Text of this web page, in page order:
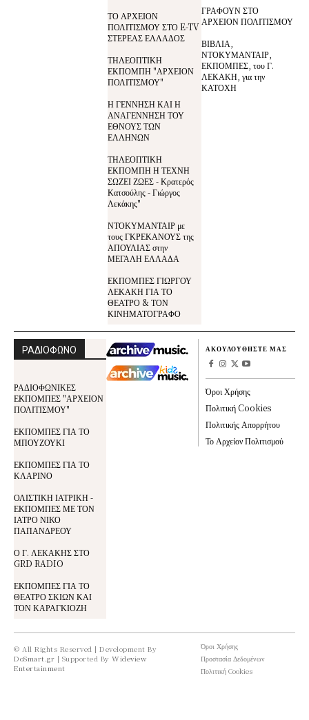
ΤΟ ΑΡΧΕΙΟΝ
ΠΟΛΙΤΙΣΜΟΥ ΣΤΟ E-TV
ΣΤΕΡΕΑΣ ΕΛΛΑΔΟΣ
ΤΗΛΕΟΠΤΙΚΗ
ΕΚΠΟΜΠΗ "ΑΡΧΕΙΟΝ
ΠΟΛΙΤΙΣΜΟΥ"
Η ΓΕΝΝΗΣΗ ΚΑΙ Η
ΑΝΑΓΕΝΝΗΣΗ ΤΟΥ
ΕΘΝΟΥΣ ΤΩΝ
ΕΛΛΗΝΩΝ
ΤΗΛΕΟΠΤΙΚΗ
ΕΚΠΟΜΠΗ Η ΤΕΧΝΗ
ΣΩΖΕΙ ΖΩΕΣ - Κρατερός
Κατσούλης - Γιώργος
Λεκάκης"
ΝΤΟΚΥΜΑΝΤΑΙΡ με
τους ΓΚΡΕΚΑΝΟΥΣ της
ΑΠΟΥΛΙΑΣ στην
ΜΕΓΑΛΗ ΕΛΛΑΔΑ
ΕΚΠΟΜΠΕΣ ΓΙΩΡΓΟΥ
ΛΕΚΑΚΗ ΓΙΑ ΤΟ
ΘΕΑΤΡΟ & ΤΟΝ
ΚΙΝΗΜΑΤΟΓΡΑΦΟ
ΓΡΑΦΟΥΝ ΣΤΟ
ΑΡΧΕΙΟΝ ΠΟΛΙΤΙΣΜΟΥ
ΒΙΒΛΙΑ,
ΝΤΟΚΥΜΑΝΤΑΙΡ,
ΕΚΠΟΜΠΕΣ, του Γ.
ΛΕΚΑΚΗ, για την
ΚΑΤΟΧΗ
ΡΑΔΙΟΦΩΝΟ
ΡΑΔΙΟΦΩΝΙΚΕΣ
ΕΚΠΟΜΠΕΣ "ΑΡΧΕΙΟΝ
ΠΟΛΙΤΙΣΜΟΥ"
ΕΚΠΟΜΠΕΣ ΓΙΑ ΤΟ
ΜΠΟΥΖΟΥΚΙ
ΕΚΠΟΜΠΕΣ ΓΙΑ ΤΟ
ΚΛΑΡΙΝΟ
ΟΛΙΣΤΙΚΗ ΙΑΤΡΙΚΗ -
ΕΚΠΟΜΠΕΣ ΜΕ ΤΟΝ
ΙΑΤΡΟ ΝΙΚΟ
ΠΑΠΑΝΔΡΕΟΥ
Ο Γ. ΛΕΚΑΚΗΣ ΣΤΟ
GRD RADIO
ΕΚΠΟΜΠΕΣ ΓΙΑ ΤΟ
ΘΕΑΤΡΟ ΣΚΙΩΝ ΚΑΙ
ΤΟΝ ΚΑΡΑΓΚΙΟΖΗ
ΑΚΟΥΛΟΥΘΗΣΤΕ ΜΑΣ
Όροι Χρήσης
Πολιτική Cookies
Πολιτικής Απορρήτου
Το Αρχείον Πολιτισμού
© All Rights Reserved | Development By
DoSmart.gr | Supported By Wideview
Entertainment
Όροι Χρήσης
Προστασία Δεδομένων
Πολιτική Cookies